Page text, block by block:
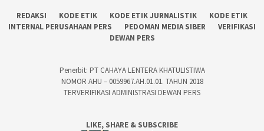
REDAKSI KODE ETIK KODE ETIK JURNALISTIK
KODE ETIK
INTERNAL PERUSAHAAN PERS
PEDOMAN MEDIA SIBER
VERIFIKASI
DEWAN PERS
Penerbit: PT CAHAYA LENTERA KHATULISTIWA
NOMOR AHU – 0059967.AH.01.01. TAHUN 2018
TERVERIFIKASI ADMINISTRASI DEWAN PERS
LIKE, SHARE & SUBSCRIBE